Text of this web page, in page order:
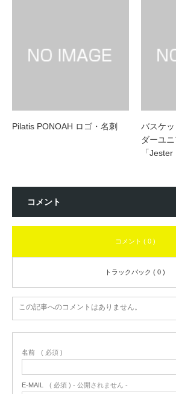
Pilatis PONOAH ロゴ・名刺
バスケ
ダーユ
「Jester
コメント
コメント ( 0 )
トラックバック ( 0 )
この記事へのコメントはありません。
名前 ( 必須 )
E-MAIL ( 必須 ) - 公開されません -